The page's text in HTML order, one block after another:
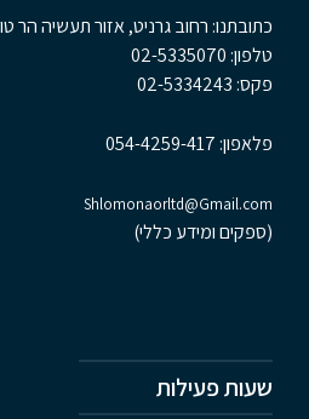
כתובתנו: רחוב גרניט, אזור תעשיה
טלפון: 02-5335070
פקס: 02-5334243
פלאפון: 054-4259-417
Shlomonaorltd@Gmail.com
(ספקים ומידע כללי)
שעות פעילות